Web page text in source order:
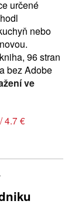
určené
nebo
96 stran
bez Adobe
ve
/ 4.7 €